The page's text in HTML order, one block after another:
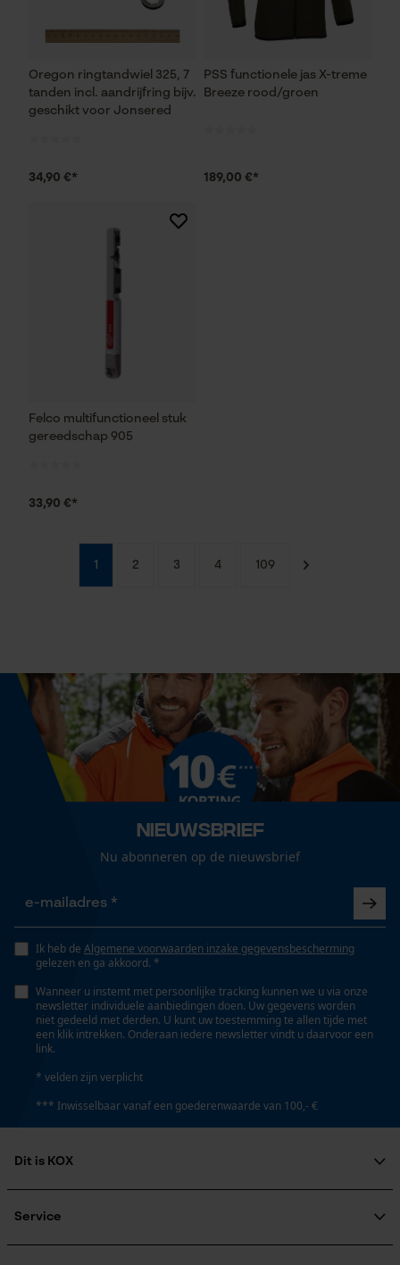
Oregon ringtandwiel 325, 7
tanden incl. aandrijfring bijv.
geschikt voor Jonsered
34,90 €*
PSS functionele jas X-treme
Breeze rood/groen
189,00 €*
Felco multifunctioneel stuk
gereedschap 905
33,90 €*
1 2 3 4 109
Nieuwsbrief
Nu abonneren op de nieuwsbrief
Ik heb de Algemene voorwaarden inzake gegevensbescherming
gelezen en ga akkoord. *
Wanneer u instemt met persoonlijke tracking kunnen we u via onze
newsletter individuele aanbiedingen doen. Uw gegevens worden
niet gedeeld met derden. U kunt uw toestemming te allen tijde met
een klik intrekken. Onderaan iedere newsletter vindt u daarvoor een
link.
* velden zijn verplicht
*** Inwisselbaar vanaf een goederenwaarde van 100,- €
Dit is KOX
Maatschappelijke betrokkenheid
Service
Microsoft Advertising Universal